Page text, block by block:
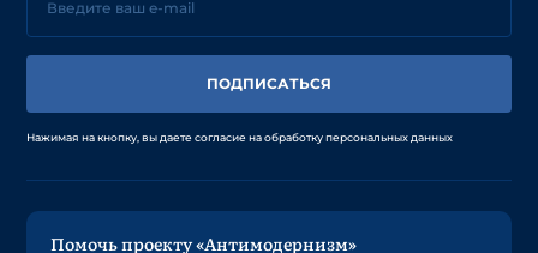
ПОДПИСАТЬСЯ
Нажимая на кнопку, вы даете согласие на обработку персональных данных
Помочь проекту «Антимодернизм»